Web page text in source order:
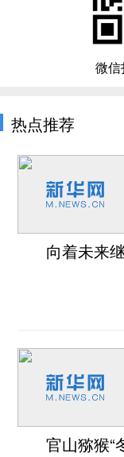
微
热点推荐
向着未来
官山猕猴“